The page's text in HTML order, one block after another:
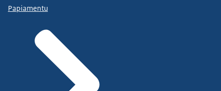
Papiamentu